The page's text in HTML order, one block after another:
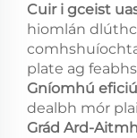
Cuir i gceist
hiomlán
plate ag
Gníomhú
dealbh mór
Grád Ard-